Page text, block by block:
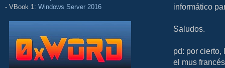
- VBook 1: Windows Server 2016
informático
Saludos.
pd: por
el mus